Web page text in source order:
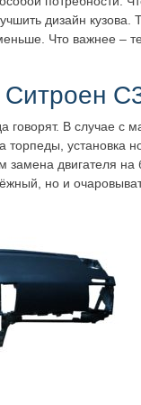
дизайн кузова.
Что важнее –
говорят. В случае с
установка
двигателя
но и